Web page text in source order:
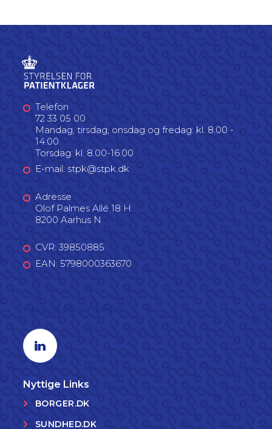
Telefon
72 33 05 00
Mandag, tirsdag, onsdag og fredag: kl. 8.00 -
14.00
Torsdag: kl. 8.00-16.00
E-mail: stpk@stpk.dk
Adresse
Olof Palmes Allé 18 H
8200 Aarhus N
CVR: 39850885
EAN: 5798000363670
Linkedin profil
Nyttige Links
BORGER.DK
SUNDHED.DK